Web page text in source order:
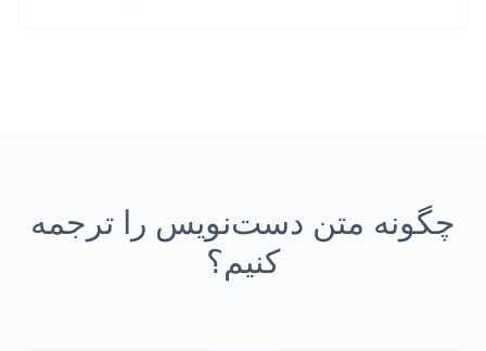
چگونه متن دست‌نویس را ترجمه
کنیم؟